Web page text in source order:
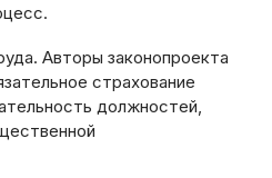
Авторы законопроекта
страхование
должностей,